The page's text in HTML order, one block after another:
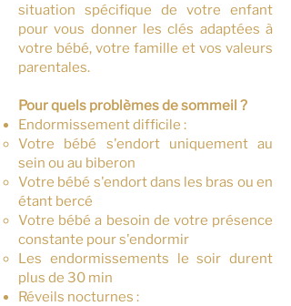
situation spécifique de votre enfant
pour vous donner les clés adaptées à
votre bébé, votre famille et vos valeurs
parentales.
Pour quels problèmes de sommeil ?
Endormissement difficile :
Votre bébé s'endort uniquement au
sein ou au biberon
Votre bébé s'endort dans les bras ou en
étant bercé
Votre bébé a besoin de votre présence
constante pour s'endormir
Les endormissements le soir durent
plus de 30 min
Réveils nocturnes :